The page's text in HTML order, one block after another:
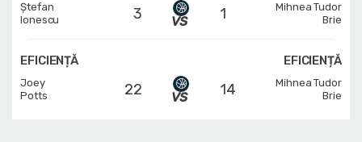
Ștefan
Ionescu
3 1
Mihnea Tudor
Brie
EFICIENȚĂ
Joey
Potts
22
EFICIENȚĂ
14
Mihnea Tudor
Brie